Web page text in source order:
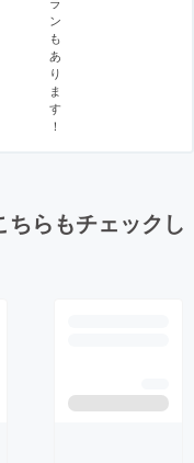
ン
も
あ
り
ま
す
！
らもチェックし